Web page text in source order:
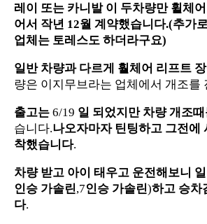
레이 또는 카니발 이 두차량만 휠체
어서 작년 12월 계약했습니다.(추가
업체는 토레스도 하더라구요)
일반 차량과 다르게 훨체어 리프트
량은 이지무브라는 업체에서 개조를
출고는 6/19 일 되었지만 차량 개조때
습니다.나오자마자 틴팅하고 그전에
착했습니다.
차량 받고 아이 태우고 운전해보니
인승 가솔린,7인승 가솔린)하고 승차
다.